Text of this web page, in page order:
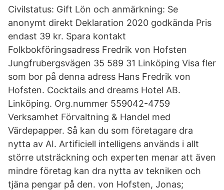
Civilstatus: Gift Lön och anmärkning: Se
anonymt direkt Deklaration 2020 godkända Pris
endast 39 kr. Spara kontakt
Folkbokföringsadress Fredrik von Hofsten
Jungfrubergsvägen 35 589 31 Linköping Visa fler
som bor på denna adress Hans Fredrik von
Hofsten. Cocktails and dreams Hotel AB.
Linköping. Org.nummer 559042-4759
Verksamhet Förvaltning & Handel med
Värdepapper. Så kan du som företagare dra
nytta av AI. Artificiell intelligens används i allt
större utsträckning och experten menar att även
mindre företag kan dra nytta av tekniken och
tjäna pengar på den. von Hofsten, Jonas;